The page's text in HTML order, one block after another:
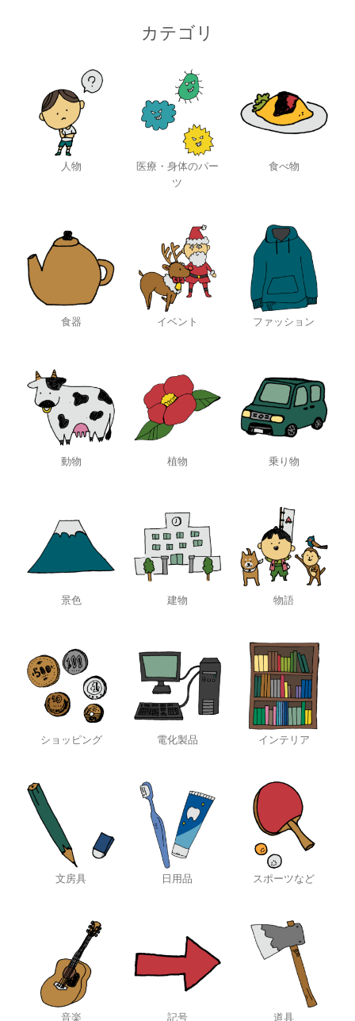
カテゴリ
人物
医療・身体のパー
ツ
食べ物
食器 イベント ファッション
動物 植物 乗り物
景色 建物 物語
ショッピング 電化製品 インテリア
文房具 日用品 スポーツなど
音楽 記号 道具